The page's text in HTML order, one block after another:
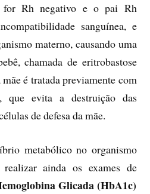
for Rh negativo e o pai Rh
sanguínea, e
materno, causando uma
chamada de eritrobastose
é tratada previamente com
que evita a destruição das
de defesa da mãe.
metabólico no organismo
ainda os exames de
Glicada (HbA1c)